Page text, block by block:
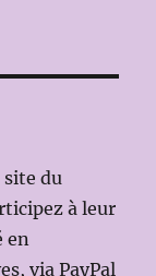
site du
à leur
en
via PayPal